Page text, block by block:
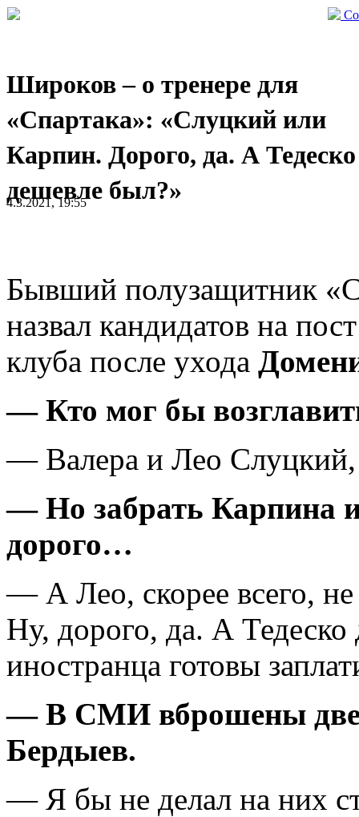
Широков – о тренере для
«Спартака»: «Слуцкий или
Карпин. Дорого, да. А Тедеско
дешевле был?»
4.3.2021, 19:55
Бывший полузащитник
назвал кандидатов на
клуба после ухода
— Кто мог бы
— Валера и Лео Слуцкий,
— Но забрать Карпина
дорого…
— А Лео, скорее всего,
Ну, дорого, да. А
иностранца готовы
— В СМИ вброшены
Бердыев.
— Я бы не делал на них